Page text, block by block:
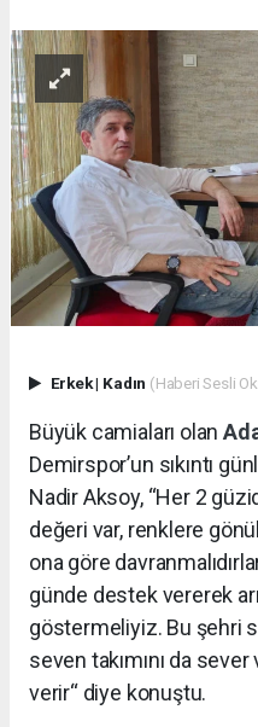
Erkek| Kadın (Haberi Sesli
Büyük camiaları olan
Demirspor’un sıkıntı
Nadir Aksoy, “Her 2
değeri var, renklere
ona göre
günde destek vererek
göstermeliyiz. Bu şehri
seven takımını da
verir“ diye konuştu.